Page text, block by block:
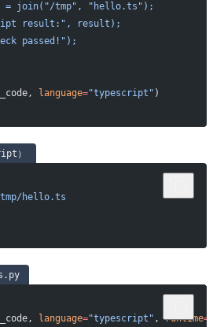
= join("/tmp", "hello.ts");
result:", result);
passed!");
language="typescript" )
）
hello.ts
language="typescript" , runtime=